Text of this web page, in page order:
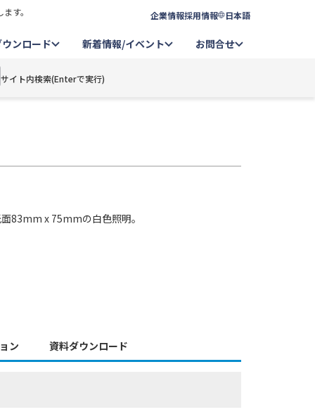
す。 企業情報採用情報 日本語
ウンロード 新着情報/イベント お問合せ
サイト内検索(Enterで実行)
83mm x 75mmの白色照明。
ン 資料ダウンロード